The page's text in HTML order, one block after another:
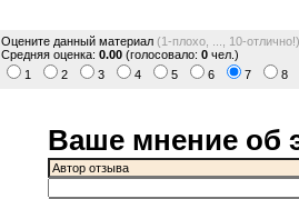
Оцените данный материал (1-плохо, ..., 10-отлично!)
Средняя оценка: 0.00 (голосовало: 0 чел.)
1
2 3 4 5 6 7 8
Ваше мнение об